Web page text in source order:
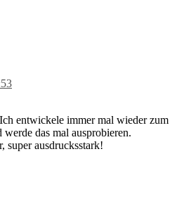
entwickele immer mal wieder zum
werde das mal ausprobieren.
super ausdrucksstark!